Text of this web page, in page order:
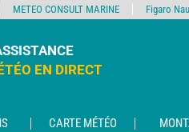
EN DIRECT
CARTE MÉTÉO
METEO CONSULT MARINE Figaro